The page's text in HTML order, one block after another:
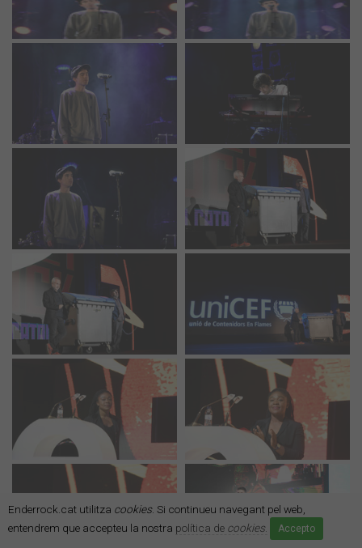
Enderrock.cat utilitza cookies. Si continueu navegant pel web,
entendrem que accepteu la nostra política de cookies. Accepto